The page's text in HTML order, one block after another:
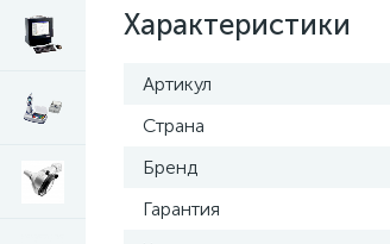
Характеристики
Артикул
Страна
Бренд
Гарантия